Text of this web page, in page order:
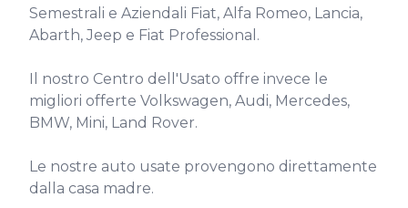
Semestrali e Aziendali Fiat, Alfa Romeo, Lancia,
Abarth, Jeep e Fiat Professional.
Il nostro Centro dell'Usato offre invece le
migliori offerte Volkswagen, Audi, Mercedes,
BMW, Mini, Land Rover.
Le nostre auto usate provengono direttamente
dalla casa madre.